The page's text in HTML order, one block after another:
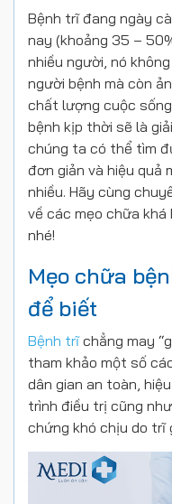
Bệnh trĩ đang ngày
nay (khoảng 35 –
nhiều người, nó
người bệnh mà còn
chất lượng cuộc
bệnh kịp thời sẽ là
chúng ta có thể tìm
đơn giản và hiệu quả
nhiều. Hãy cùng
về các mẹo chữa
nhé!
Mẹo chữa
để biết
Bệnh trĩchẳng may
tham khảo một số
dân gian an toàn,
trình điều trị cũng
chứng khó chịu do trĩ